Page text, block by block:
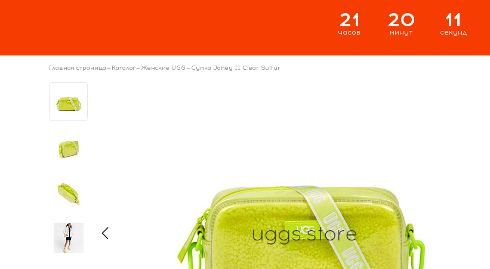
21
часов
20
минут
10
секунд
Главная страница— Каталог— Женские UGG— Сумка Janey II Clear Sulfur